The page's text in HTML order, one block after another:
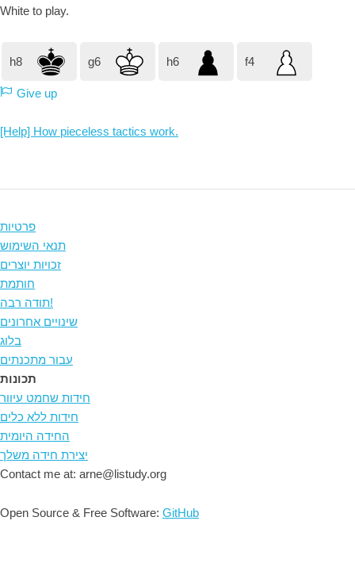
White to play.
h8 g6 h6 f4
Give up
[Help] How pieceless tactics work.
פרטיות
תנאי השימוש
זכויות יוצרים
חותמת
תודה רבה!
שינויים אחרונים
בלוג
עבור מתכנתים
תכונות
חידות שחמט עיוור
חידות ללא כלים
החידה היומית
יצירת חידה משלך
Contact me at: arne@listudy.org
Open Source & Free Software: GitHub